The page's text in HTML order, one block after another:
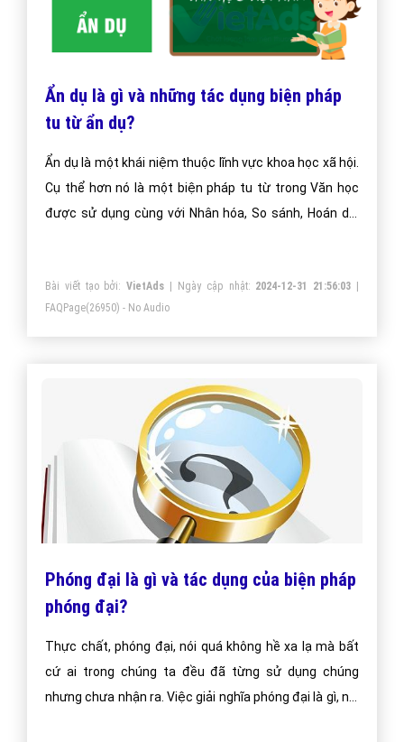
Ẩn dụ là gì và những tác dụng biện pháp
tu từ ẩn dụ?
Ẩn dụ là một khái niệm thuộc lĩnh vực khoa học xã hội.
Cụ thể hơn nó là một biện pháp tu từ trong Văn học
được sử dụng cùng với Nhân hóa, So sánh, Hoán dụ.
Bài viết tạo bởi:VietAds | Ngày cập nhật: 2024-12-31 21:56:03
FAQPage(26950) - No Audio
Phóng đại là gì và tác dụng của biện pháp
phóng đại?
Thực chất, phóng đại, nói quá không hề xa lạ mà bất
cứ ai trong chúng ta đều đã từng sử dụng chúng
nhưng chưa nhận ra. Việc giải nghĩa phóng đại là gì, nói